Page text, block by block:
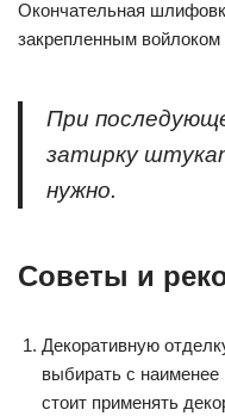
Окончательная
закрепленным
При
затирку
нужно.
Советы и
Декоративную
выбирать с
стоит применять